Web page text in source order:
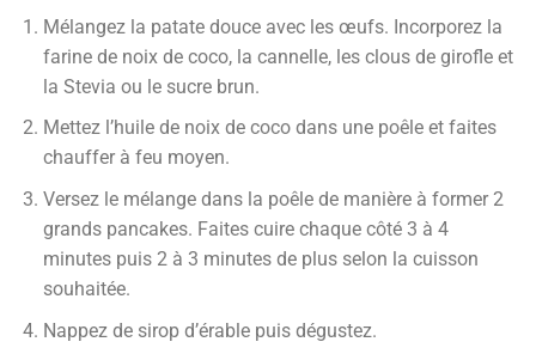
Mélangez la patate douce avec les œufs. Incorporez la
farine de noix de coco, la cannelle, les clous de girofle et
la Stevia ou le sucre brun.
Mettez l’huile de noix de coco dans une poêle et faites
chauffer à feu moyen.
Versez le mélange dans la poêle de manière à former 2
grands pancakes. Faites cuire chaque côté 3 à 4
minutes puis 2 à 3 minutes de plus selon la cuisson
souhaitée.
Nappez de sirop d’érable puis dégustez.